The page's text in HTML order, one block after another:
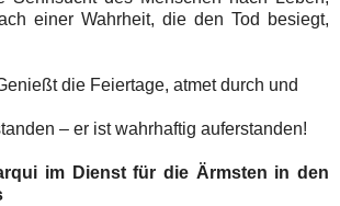
einer Wahrheit, die den Tod besiegt,
die Feiertage, atmet durch und
– er ist wahrhaftig auferstanden!
im Dienst für die Ärmsten in den